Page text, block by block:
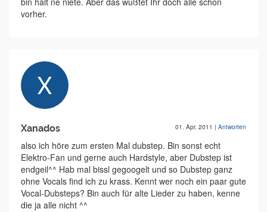
vorher.
Xanados 01. Apr. 2011 | Antworten
also ich höre zum ersten Mal dubstep. Bin sonst echt
Elektro-Fan und gerne auch Hardstyle, aber Dubstep ist
endgeil^^ Hab mal bissl gegoogelt und so Dubstep ganz
ohne Vocals find ich zu krass. Kennt wer noch ein paar gute
Vocal-Dubsteps? Bin auch für alte Lieder zu haben, kenne
die ja alle nicht ^^